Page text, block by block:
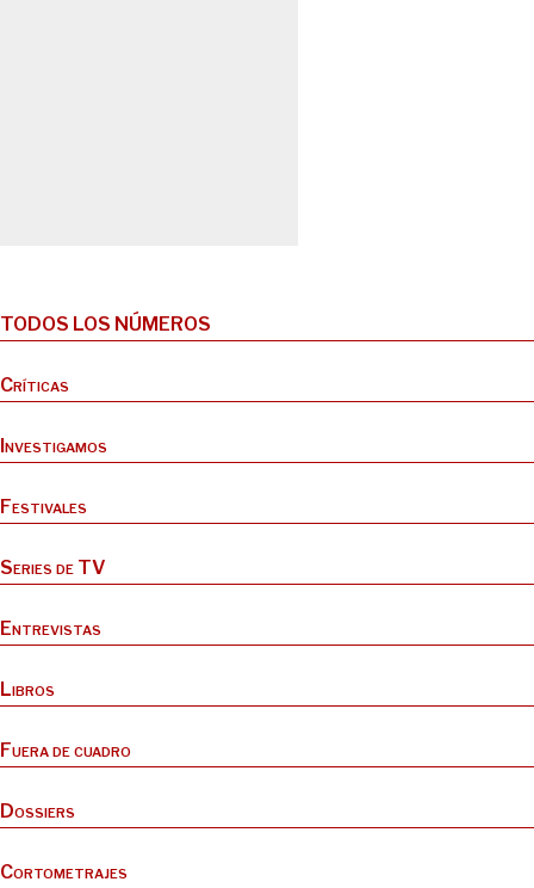
TODOS LOS NÚMEROS
Críticas
Investigamos
Festivales
Series de TV
Entrevistas
Libros
Fuera de cuadro
Dossiers
Cortometrajes